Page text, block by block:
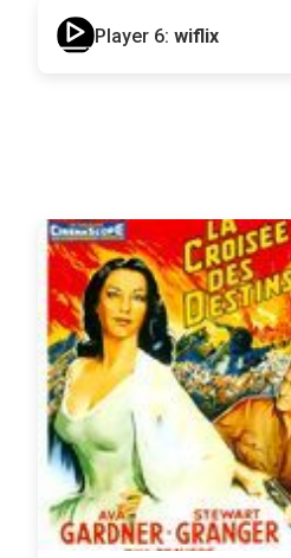
Player 6: wiflix